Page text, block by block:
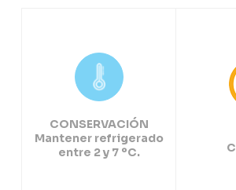
CONSERVACIÓN
Mantener refrigerado
entre 2 y 7 ºC.